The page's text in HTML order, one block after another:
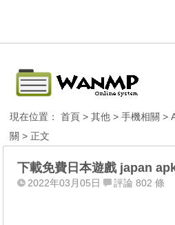
現在位置：首頁 >其他 >手機相關 >
關 > 正文
下載免費日本遊戲 japan
2022年03月05日 評論 802 條